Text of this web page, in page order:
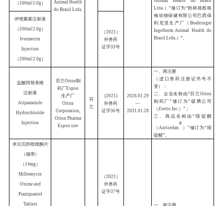
兽药名称
名称
国
别
进口兽
药
注册
咀嚼片
（沙罗拉纳
3mg+ 莫昔克丁
12.5mg
Compound
Sarolaner
Chewable Tablets
（2026 ）
外兽药